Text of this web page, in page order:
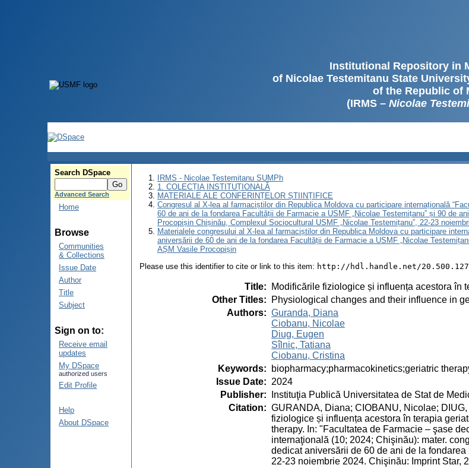
Institutional Repository in
of Nicolae Testemitanu State
of the Republic of
(IRMS – Nicolae
Search DSpace
Advanced Search
Home
Browse
Communities
& Collections
Issue Date
Author
Title
Subject
Sign on to:
Receive email
updates
My DSpace
authorized users
Edit Profile
Help
About DSpace
IRMS - Nicolae Testemitanu SUMPh
1. COLECȚIA INSTITUȚIONALĂ
MATERIALE ALE CONFERINȚELOR ȘTIINȚIFICE
Congresul al X-lea al farmaciștilor din Republica Moldova cu participare internațională
60 de ani de la fondarea Facultății de Farmacie a USMF „Nicolae Testemițanu” și 90 de
Procopișin Chișinău, Complexul Sociocultural USMF „Nicolae Testemițanu”, 22-23
Materialele congresului al X-lea al farmaciștilor din Republica Moldova cu participare
aniversării de 60 de ani de la fondarea Facultății de Farmacie a USMF „Nicolae
AȘM Vasile Procopișin
Please use this identifier to cite or link to this item: http://hdl.handle.net/
Title:
Modificările fiziologice și influența acestora în
Other Titles:
Physiological changes and their influence in
Authors: Guranda, Diana
Ciobanu, Nicolae
Diug, Eugen
Sîlnic, Tatiana
Ciobanu, Cristina
Keywords:
biopharmacy;pharmacokinetics;geriatric
Issue Date: 2024
Publisher:
Instituţia Publică Universitatea de Stat de
Citation: GURANDA, Diana; CIOBANU, Nicolae;
fiziologice și influența acestora în terapia
therapy. In: "Facultatea de Farmacie – şase
internaţională (10; 2024; Chişinău): mater.
dedicat aniversării de 60 de ani de la
22-23 noiembrie 2024. Chişinău: Imprint Star,